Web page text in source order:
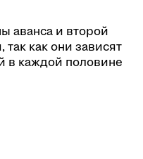
аванса и второй
так как они зависят
в каждой половине